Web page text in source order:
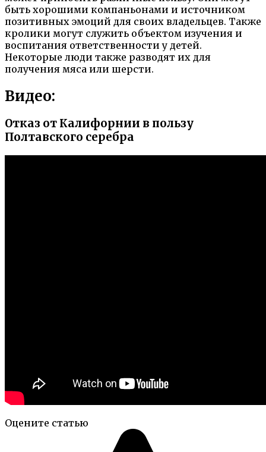
быть хорошими компаньонами и источником
позитивных эмоций для своих владельцев. Также
кролики могут служить объектом изучения и
воспитания ответственности у детей.
Некоторые люди также разводят их для
получения мяса или шерсти.
Видео:
Отказ от Калифорнии в пользу
Полтавского серебра
Оцените статью